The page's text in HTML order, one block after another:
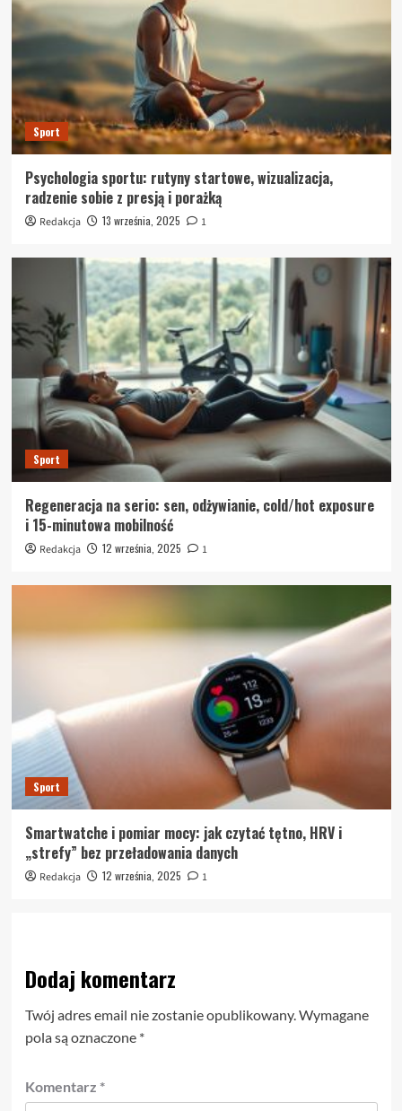
Sport
Psychologia sportu: rutyny startowe, wizualizacja,
radzenie sobie z presją i porażką
Redakcja 13 września, 2025 1
Sport
Regeneracja na serio: sen, odżywianie, cold/hot exposure
i 15-minutowa mobilność
Redakcja 12 września, 2025 1
Sport
Smartwatche i pomiar mocy: jak czytać tętno, HRV i
„strefy” bez przeładowania danych
Redakcja 12 września, 2025 1
Dodaj komentarz
Twój adres email nie zostanie opublikowany.Wymagane
pola są oznaczone *
Komentarz *